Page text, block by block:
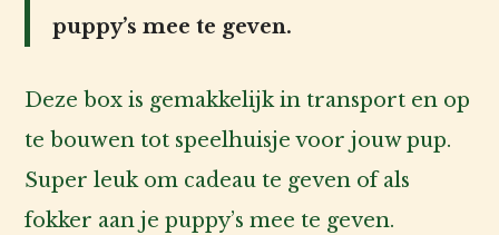
puppy’s mee te geven.
Deze box is gemakkelijk in transport en op
te bouwen tot speelhuisje voor jouw pup.
Super leuk om cadeau te geven of als
fokker aan je puppy’s mee te geven.